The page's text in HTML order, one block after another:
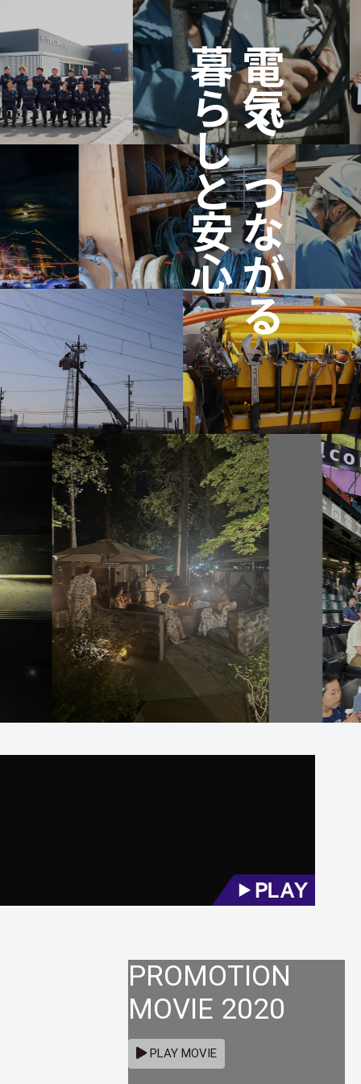
電気でつながる
暮らしと安心
PROMOTION
MOVIE 2020
PLAY MOVIE